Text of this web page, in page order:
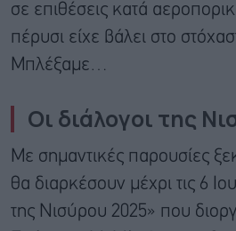
σε επιθέσεις κατά
πέρυσι είχε βάλει στο
Μπλέξαμε…
Οι διάλογοι της
Με σημαντικές παρουσίες
θα διαρκέσουν μέχρι τις 6
της Νισύρου 2025» που